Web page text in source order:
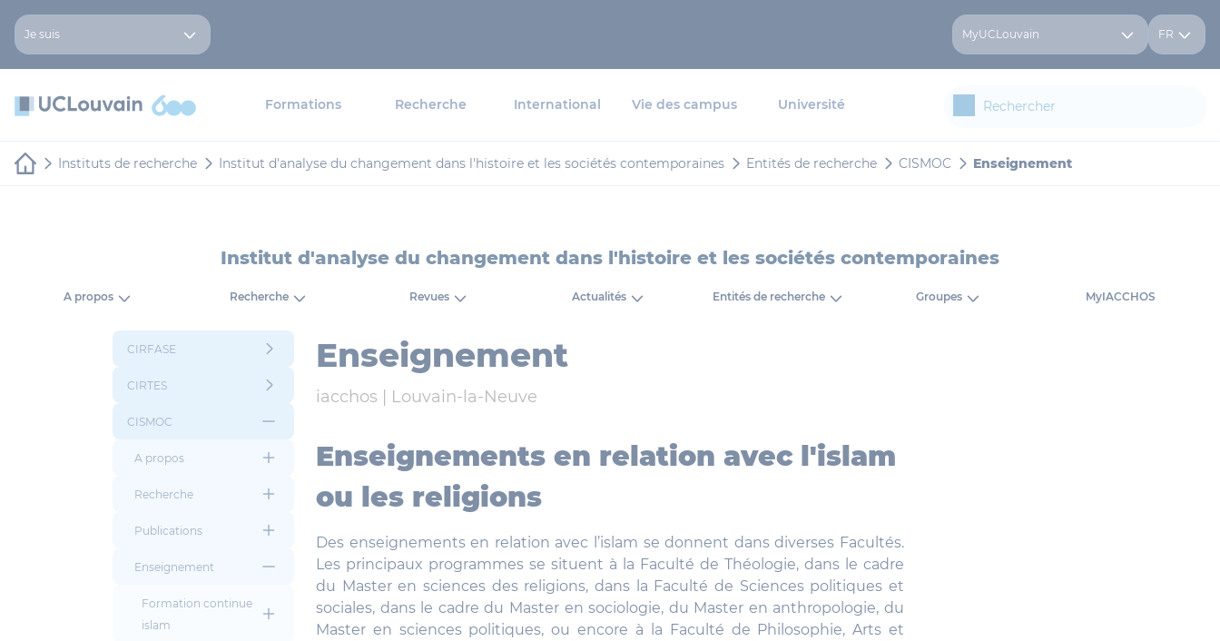
Panneau de gestion des cookies
Je suis MyUCLouvain FR
Formations Recherche International Vie des campus Université
Instituts de recherche Institut d'analyse du changement dans l'histoire et les sociétés contemporaines Entités de recherche CISMOC Enseignement
Institut d'analyse du changement dans l'histoire et les sociétés contemporaines
A propos Recherche Revues Actualités Entités de recherche Groupes MyIACCHOS
CIRFASE
CIRTES
CISMOC
A propos
Recherche
Publications
Enseignement
Formation continue
islam
Enseignement
iacchos | Louvain-la-Neuve
Enseignements en relation avec l'islam
ou les religions
Des enseignements en relation avec l’islam se donnent dans diverses Facultés.
Les principaux programmes se situent à la Faculté de Théologie, dans le cadre
du Master en sciences des religions, dans la Faculté de Sciences politiques et
sociales, dans le cadre du Master en sociologie, du Master en anthropologie, du
Master en sciences politiques, ou encore à la Faculté de Philosophie, Arts et